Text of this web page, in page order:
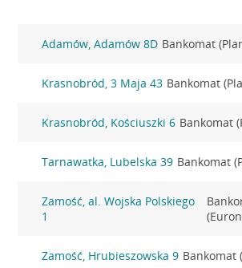
Adamów, Adamów 8D Bankomat
Krasnobród, 3 Maja 43 Bankomat
Krasnobród, Kościuszki 6 Bankomat
Tarnawatka, Lubelska 39 Bankomat
Zamość, al. Wojska Polskiego
1
Zamość, Hrubieszowska 9 Bankomat